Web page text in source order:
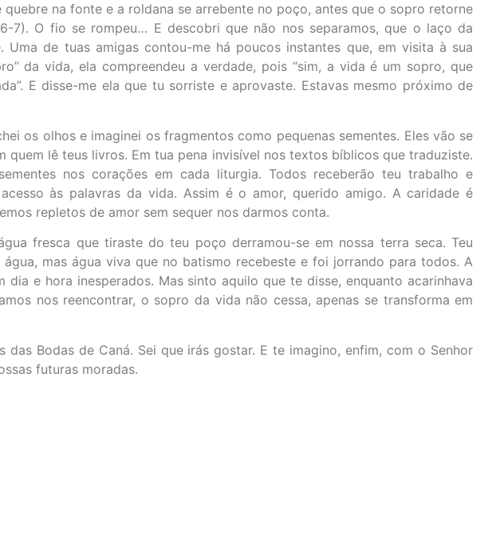
na fonte e a roldana se arrebente no poço, antes que o sopro retorne
7). O fio se rompeu… E descobri que não nos separamos, que o laço da
de tuas amigas contou-me há poucos instantes que, em visita à sua
da vida, ela compreendeu a verdade, pois “sim, a vida é um sopro, que
E disse-me ela que tu sorriste e aprovaste. Estavas mesmo próximo de
os olhos e imaginei os fragmentos como pequenas sementes. Eles vão se
quem lê teus livros. Em tua pena invisível nos textos bíblicos que traduziste.
nos corações em cada liturgia. Todos receberão teu trabalho e
às palavras da vida. Assim é o amor, querido amigo. A caridade é
repletos de amor sem sequer nos darmos conta.
fresca que tiraste do teu poço derramou-se em nossa terra seca. Teu
mas água viva que no batismo recebeste e foi jorrando para todos. A
e hora inesperados. Mas sinto aquilo que te disse, enquanto acarinhava
nos reencontrar, o sopro da vida não cessa, apenas se transforma em
das Bodas de Caná. Sei que irás gostar. E te imagino, enfim, com o Senhor
futuras moradas.